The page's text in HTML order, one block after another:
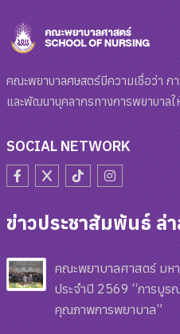
คณะพยาบาลศษสตร์มีความเชื่อว่า
และพัฒนาบุคลากรทางการพยาบาลใ
SOCIAL NETWORK
ข่าวประชาสัมพันธ์ ล่
คณะพยาบาลศาสตร์ มหา
ประจำปี 2569 “การบู
คุณภาพการพยาบาล”